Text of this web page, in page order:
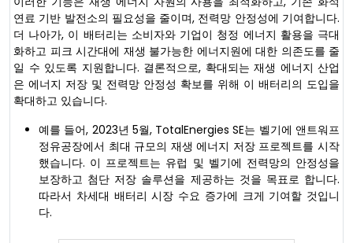
연료 기반 발전소의 필요성을 줄이며, 전력망 안정성에 기여합니다.
더 나아가, 이 배터리는 소비자와 기업이 청정 에너지 활용을 극대
화하고 피크 시간대에 재생 불가능한 에너지원에 대한 의존도를 줄
일 수 있도록 지원합니다. 결론적으로, 확대되는 재생 에너지 산업
은 에너지 저장 및 전력망 안정성 확보를 위해 이 배터리의 도입을
확대하고 있습니다.
예를 들어, 2023년 5월, TotalEnergies SE는 벨기에 앤트워프
정유공장에서 최대 규모의 재생 에너지 저장 프로젝트를 시작
했습니다. 이 프로젝트는 유럽 및 벨기에 전력망의 안정성을
보장하고 첨단 저장 솔루션을 제공하는 것을 목표로 합니다.
따라서 차세대 배터리 시장 수요 증가에 크게 기여할 것입니
다.